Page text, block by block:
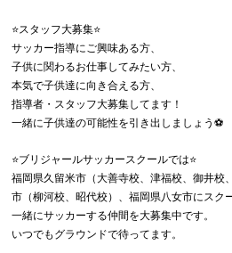
⭐️スタッフ大募集⭐️
サッカー指導にご興味ある方、
子供に関わるお仕事してみたい方、
本気で子供達に向き合える方、
指導者・スタッフ大募集してます！
一緒に子供達の可能性を引き出しましょう⚽️
⭐️ブリジャールサッカースクールでは⭐️
福岡県久留米市（大善寺校、津福校、御井校
市（柳河校、昭代校）、福岡県八女市にスク
一緒にサッカーする仲間を大募集中です。
いつでもグラウンドで待ってます。